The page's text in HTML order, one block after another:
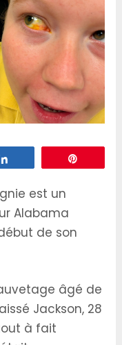
est un
Alabama
de son
âgé de
Jackson, 28
à fait